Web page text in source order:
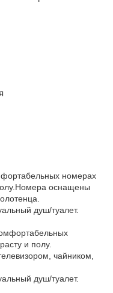
номерах
оснащены
душ/туалет.
и полу.
чайником,
душ/туалет.